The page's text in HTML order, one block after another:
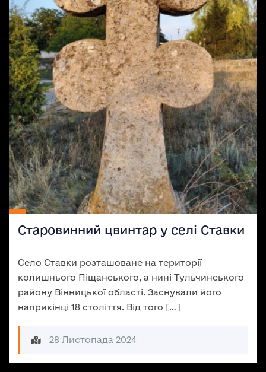
Старовинний цвинтар у селі Ставки
Село Ставки розташоване на території
колишнього Піщанського, а нині Тульчинського
району Вінницької області. Заснували його
наприкінці 18 століття. Від того […]
28 Листопада 2024